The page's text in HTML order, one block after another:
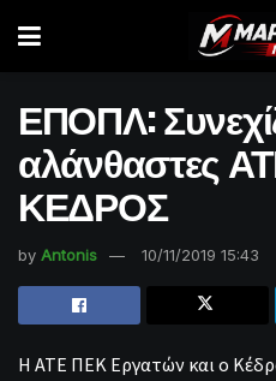
ΕΠΟΠΛ:
αλάνθαστες
ΚΕΔΡΟΣ
by Antonis 10/11/2019 15:43
Η ΑΤΕ ΠΕΚ Εργατών και ο